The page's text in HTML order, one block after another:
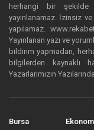
herhangi bir şekilde
yayınlanamaz. İzinsiz
yapılamaz.
Yayınlanan yazı ve
bildirim yapmadan,
bilgilerden kaynaklı
Yazarlarımızın
Bursa